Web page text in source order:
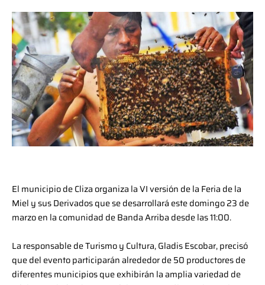
El municipio de Cliza organiza la VI versión de la Feria de la
Miel y sus Derivados que se desarrollará este domingo 23 de
marzo en la comunidad de Banda Arriba desde las 11:00.
La responsable de Turismo y Cultura, Gladis Escobar, precisó
que del evento participarán alrededor de 50 productores de
diferentes municipios que exhibirán la amplia variedad de